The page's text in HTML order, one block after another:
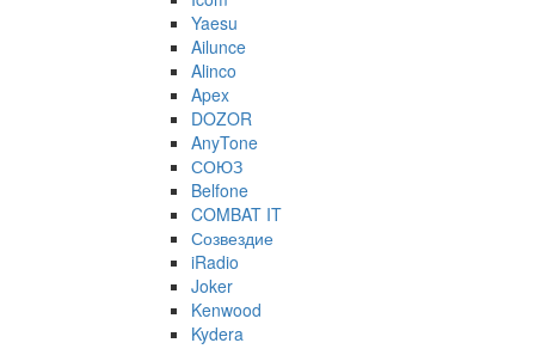
Yaesu
Ailunce
Alinco
Apex
DOZOR
AnyTone
СОЮЗ
Belfone
COMBAT IT
Созвездие
iRadio
Joker
Kenwood
Kydera